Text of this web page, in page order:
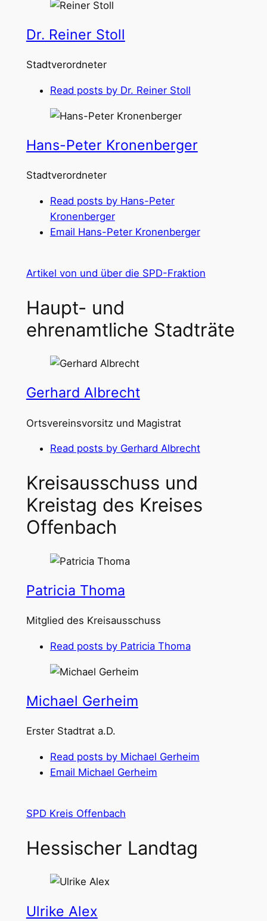
Dr. Reiner Stoll
Stadtverordneter
Read posts by Dr. Reiner Stoll
Hans-Peter Kronenberger
Stadtverordneter
Read posts by Hans-Peter
Kronenberger
Email Hans-Peter Kronenberger
Artikel von und über die SPD-Fraktion
Haupt- und
ehrenamtliche Stadträte
Gerhard Albrecht
Ortsvereinsvorsitz und Magistrat
Read posts by Gerhard Albrecht
Kreisausschuss und
Kreistag des Kreises
Offenbach
Patricia Thoma
Mitglied des Kreisausschuss
Read posts by Patricia Thoma
Michael Gerheim
Erster Stadtrat a.D.
Read posts by Michael Gerheim
Email Michael Gerheim
SPD Kreis Offenbach
Hessischer Landtag
Ulrike Alex